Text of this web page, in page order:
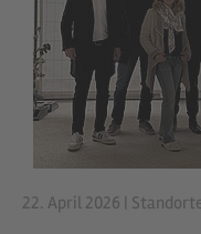
22. April 2026